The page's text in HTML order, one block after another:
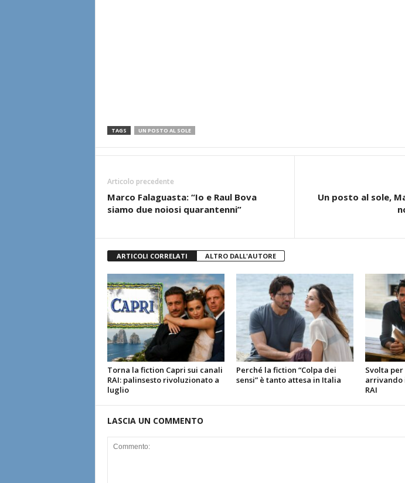
TAGS UN POSTO AL SOLE
Articolo precedente
Marco Falaguasta: “Io e Raul Bova
siamo due noiosi quarantenni”
Un posto al sole,
ARTICOLI CORRELATI ALTRO DALL'AUTORE
Torna la fiction Capri sui canali
RAI: palinsesto rivoluzionato a
luglio
Perché la fiction “Colpa dei
sensi” è tanto attesa in Italia
Svolta
arrivando
RAI
LASCIA UN COMMENTO